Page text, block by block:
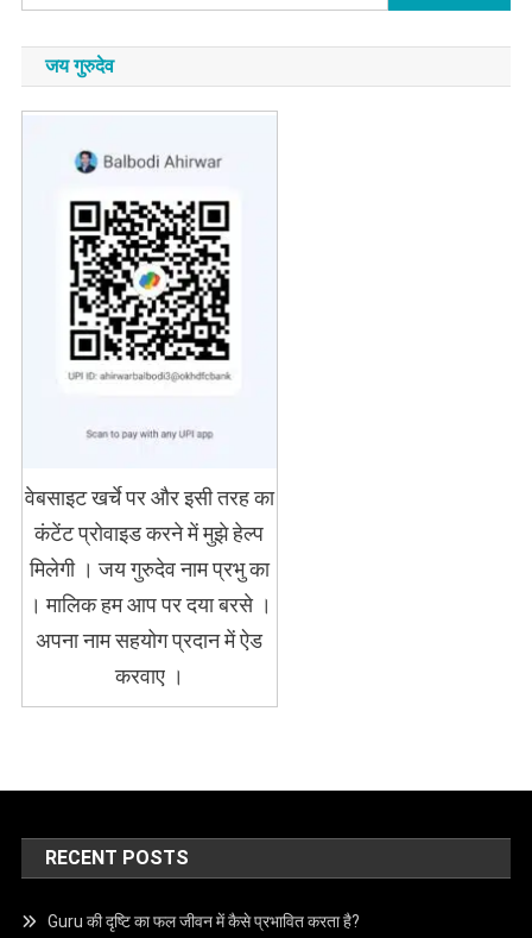
जय गुरुदेव
वेबसाइट खर्चे पर और इसी तरह का
कंटेंट प्रोवाइड करने में मुझे हेल्प
मिलेगी । जय गुरुदेव नाम प्रभु का
। मालिक हम आप पर दया बरसे ।
अपना नाम सहयोग प्रदान में ऐड
करवाए ।
RECENT POSTS
Guru की दृष्टि का फल जीवन में कैसे प्रभावित करता है?